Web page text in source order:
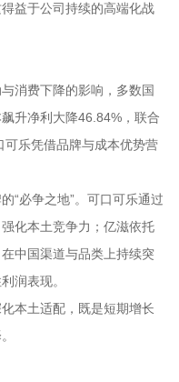
益于公司持续的高端化战
消费下降的影响，多数国
升净利大降46.84%，联合
乐凭借品牌与成本优势营
“必争之地”。可口可乐通过
化本土竞争力；亿滋依托
中国渠道与品类上持续突
润表现。
本土适配，既是短期增长